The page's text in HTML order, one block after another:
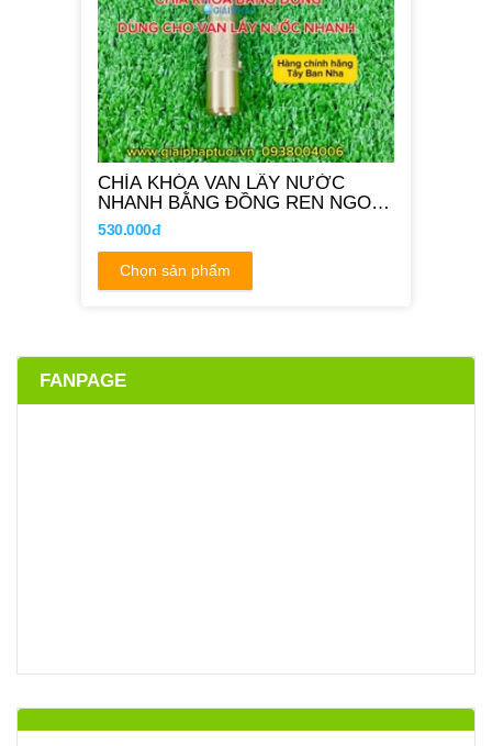
CHÌA KHÓA VAN LẤY NƯỚC
NHANH BẰNG ĐỒNG REN NGOÀI
27MM
530.000đ
Chọn sản phẩm
FANPAGE